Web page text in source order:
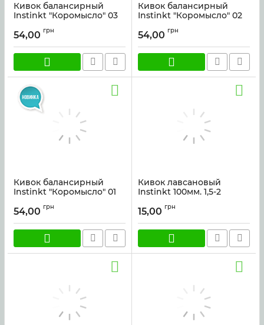
Кивок балансирный
Instinkt "Коромысло" 03
54,00 грн
Кивок балансирный
Instinkt "Коромысло" 02
54,00 грн
Кивок балансирный
Instinkt "Коромысло" 01
54,00 грн
Кивок лавсановый
Instinkt 100мм. 1,5-2
15,00 грн